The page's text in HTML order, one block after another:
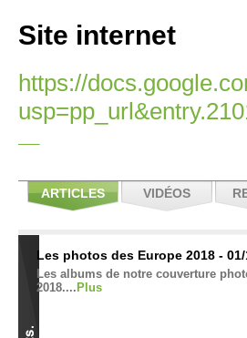
Site internet
https://
ARTICLES VIDÉOS
Les photos des Europe 2018 - 01/
Les albums de notre couverture
2018.... Plus